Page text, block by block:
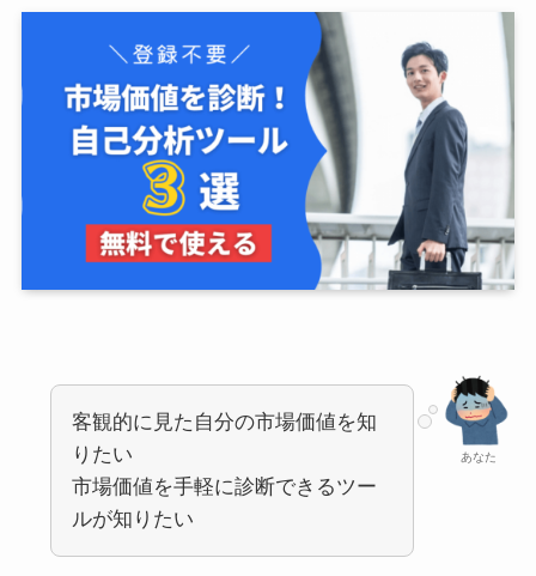
あなた
客観的に見た自分の市場価値を知
りたい
市場価値を手軽に診断できるツー
ルが知りたい